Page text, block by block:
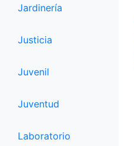
Jardinería
Justicia
Juvenil
Juventud
Laboratorio